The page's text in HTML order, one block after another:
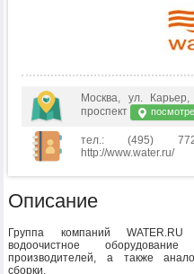
Москва, ул.
проспект
тел.: (495) 772-
http://www.water.ru/
Описание
Группа компаний
водоочистное
производителей, а также
сборки.